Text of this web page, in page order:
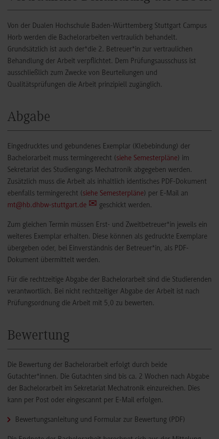
Von der Dualen Hochschule Baden-Württemberg Stuttgart Campus
Horb werden die Bachelorarbeiten vertraulich behandelt.
Grundsätzlich ist auch der*die 2. Betreuer*in zur vertraulichen
Behandlung der Arbeit verpflichtet. Dem Prüfungsausschuss ist
ausschließlich zum Zwecke von Beurteilungen und
Qualitätsprüfungen die Arbeit prinzipiell zugänglich.
Abgabe
Eingedrucktes und gebundenes Exemplar (Klebebindung) der
Bachelorarbeit muss termingerecht (siehe Semesterpläne) im
Sekretariat des Studiengangs Mechatronik abgegeben werden.
Zusätzlich muss die Arbeit als inhaltlich identisches PDF-Dokument
ebenfalls termingerecht (siehe Semesterpläne) per E-Mail an
mt@hb.dhbw-stuttgart.de
geschickt werden.
Zum gleichen Termin müssen Erst- und Zweitbetreuer*in jeweils ein
weiteres Exemplar erhalten. Diese können als gedruckte Exemplare
übergeben oder, bei Einverständnis der Betreuer*in, als PDF-
Dokument übermittelt werden.
Für die rechtzeitige Abgabe der Bachelorarbeit sind die Studierenden
verantwortlich. Bei nicht rechtzeitiger Abgabe der Arbeit ist nach
Prüfungsordnung die Arbeit mit 5,0 zu bewerten.
Bewertung
Die Bewertung der Bachelorarbeit erfolgt durch beide
Gutachter*innen. Die Gutachten sind bis ca. 2 Wochen nach Abgabe
der Bachelorarbeit im Sekretariat Mechatronik einzureichen. Dies
kann per Post oder eingescannt per E-Mail erfolgen.
Bewertungsanleitung und Formular zur Bewertung (PDF)